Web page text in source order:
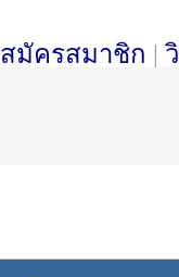
สมัครสมาชิก |